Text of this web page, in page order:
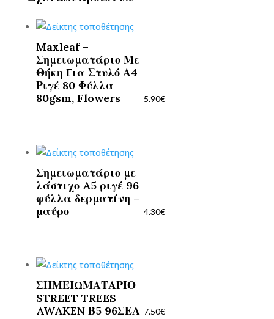
Maxleaf –
Σημειωματάριο Με
Θήκη Για Στυλό Α4
Ριγέ 80 Φύλλα
80gsm, Flowers
5.90€
Σημειωματάριο με
λάστιχο A5 ριγέ 96
φύλλα δερματίνη –
μαύρο
4.30€
ΣΗΜΕΙΩΜΑΤΑΡΙΟ
STREET TREES
AWAKEN Β5 96ΣΕΛ 7.50€